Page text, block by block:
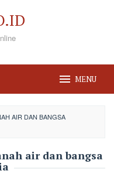
MENU
AIR DAN BANGSA
air dan bangsa